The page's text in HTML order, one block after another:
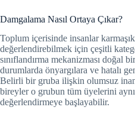
Damgalama Nasıl Ortaya Çıkar?
Toplum içerisinde insanlar
değerlendirebilmek için çeşitli
sınıflandırma mekanizması doğal
durumlarda önyargılara ve hatalı
Belirli bir gruba ilişkin olumsuz
bireyler o grubun tüm üyelerini
değerlendirmeye başlayabilir.